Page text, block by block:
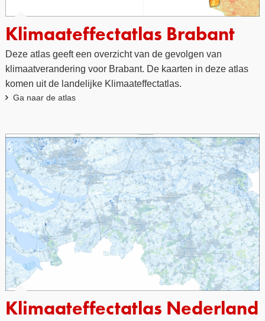
Klimaateffectatlas Brabant
Deze atlas geeft een overzicht van de gevolgen van
klimaatverandering voor Brabant. De kaarten in deze atlas
komen uit de landelijke Klimaateffectatlas.
Ga naar de atlas
Klimaateffectatlas Nederland